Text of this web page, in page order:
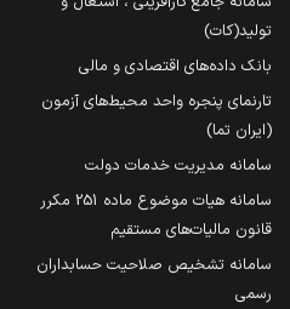
تولید(کات)
بانک داده‌های اقتصادی و مالی
تارنمای پنجره واحد محیط‌های آزمون
(ایران تما)
سامانه مدیریت خدمات دولت
سامانه هیات موضوع ماده 251 مکرر
قانون مالیات‌های مستقیم
سامانه تشخیص صلاحیت حسابداران
رسمی